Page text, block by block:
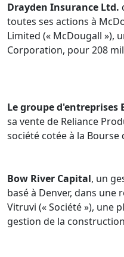
Drayden Insurance Ltd.
toutes ses actions à
Limited (« McDougall »),
Corporation, pour 208
Le groupe d'entreprises
sa vente de Reliance
société cotée à la Bourse
Bow River Capital, un
basé à Denver, dans
Vitruvi (« Société »), une
gestion de la